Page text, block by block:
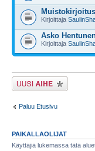
Kirjoittaja
Asko
Kirjoittaja
Lähetä uusi viesti
Paluu Etusivu
PAIKALLAOLIJAT
Käyttäjiä lukemassa tätä